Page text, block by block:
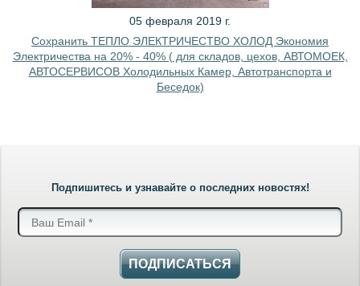
05 февраля 2019 г.
Сохранить ТЕПЛО ЭЛЕКТРИЧЕСТВО ХОЛОД Экономия
Электричества на 20% - 40% ( для складов, цехов, АВТОМОЕК,
АВТОСЕРВИСОВ Холодильных Камер, Автотранспорта и
Беседок)
Подпишитесь и узнавайте о последних новостях!
ПОДПИСАТЬСЯ